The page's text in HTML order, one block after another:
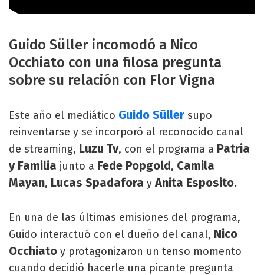
Guido Süller incomodó a Nico
Occhiato con una filosa pregunta
sobre su relación con Flor Vigna
Este año el mediático Guido Süller supo
reinventarse y se incorporó al reconocido canal
de streaming, Luzu Tv, con el programa a Patria
y Familia junto a Fede Popgold, Camila
Mayan, Lucas Spadafora yAnita Esposito.
En una de las últimas emisiones del programa,
Guido interactuó con el dueño del canal, Nico
Occhiato y protagonizaron un tenso momento
cuando decidió hacerle una picante pregunta